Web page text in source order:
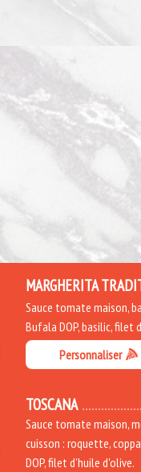
MARGHERITA
Sauce tomate maison,
Bufala DOP, basilic, filet
Personnaliser
TOSCANA
Sauce tomate maison,
cuisson : roquette,
DOP, filet d'huile d'olive.